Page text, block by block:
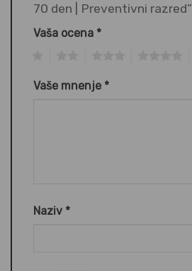
70 den | Preventivni razred”
Vaša ocena *
Vaše mnenje *
Naziv *